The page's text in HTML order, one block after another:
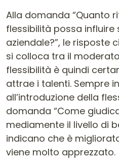
Alla domanda “Quanto
flessibilità possa influire
aziendale?”, le risposte
si colloca tra il
flessibilità è quindi
attrae i talenti. Sempre
all’introduzione della
domanda “Come
mediamente il livello di
indicano che è
viene molto apprezzato.